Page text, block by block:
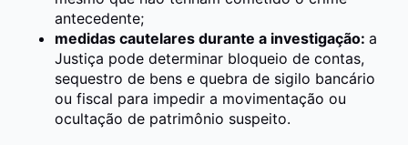
antecedente;
medidas cautelares durante a investigação: a
Justiça pode determinar bloqueio de contas,
sequestro de bens e quebra de sigilo bancário
ou fiscal para impedir a movimentação ou
ocultação de patrimônio suspeito.